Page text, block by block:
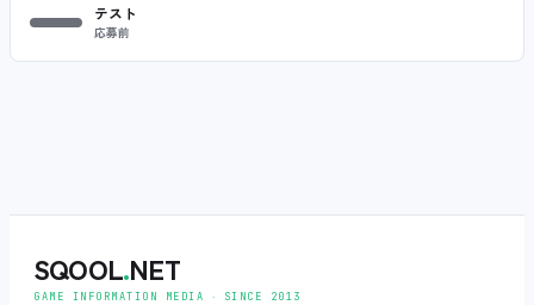
テスト
応募前
SQOOL.NET
GAME INFORMATION MEDIA ‧ SINCE 2013